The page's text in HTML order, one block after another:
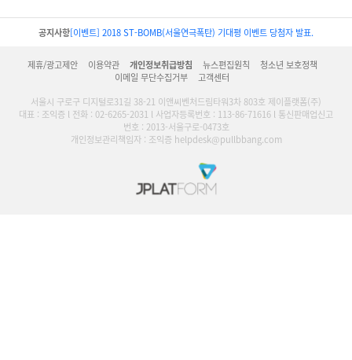
공지사항[이벤트] 2018 ST-BOMB(서울연극폭탄) 기대평 이벤트 당첨자 발표.
제휴/광고제안 이용약관 개인정보취급방침 뉴스편집원칙
청소년 보호정책
이메일 무단수집거부
고객센터
서울시 구로구 디지털로31길 38-21 이앤씨벤처드림타워3차 803호 제이플랫폼(주)
대표 : 조익증 l 전화 : 02-6265-2031 l 사업자등록번호 : 113-86-71616 l 통신판매업신고
번호 : 2013-서울구로-0473호
개인정보관리책임자 : 조익증 helpdesk@pullbbang.com